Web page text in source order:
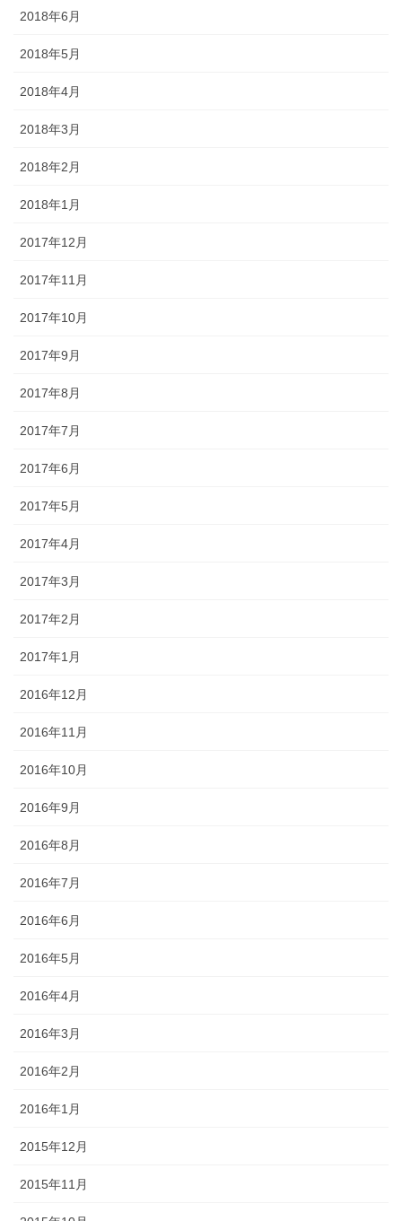
2018年6月
2018年5月
2018年4月
2018年3月
2018年2月
2018年1月
2017年12月
2017年11月
2017年10月
2017年9月
2017年8月
2017年7月
2017年6月
2017年5月
2017年4月
2017年3月
2017年2月
2017年1月
2016年12月
2016年11月
2016年10月
2016年9月
2016年8月
2016年7月
2016年6月
2016年5月
2016年4月
2016年3月
2016年2月
2016年1月
2015年12月
2015年11月